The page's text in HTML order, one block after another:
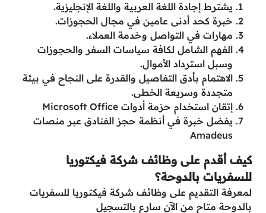
يشترط إجادة اللغة العربية واللغة الإنجليزية.
خبرة كحد أدنى عامين في مجال الحجوزات.
مهارات في التواصل وخدمة العملاء.
الفهم الشامل لكافة سياسات السفر والحجوزات
وسبل استرداد الأموال.
الاهتمام بأدق التفاصيل والقدرة على النجاح في بيئة
متجددة وسريعة الخطى.
إتقان استخدام حزمة أدوات Microsoft Office
يفضل خبرة في أنظمة حجز الفنادق عبر منصات
Amadeus
كيف أقدم على وظائف شركة فيكتوريا
للسفريات بالدوحة؟
لمعرفة التقديم على وظائف شركة فيكتوريا للسفريات
بالدوحة متاح من الآن سارع بالتسجيل